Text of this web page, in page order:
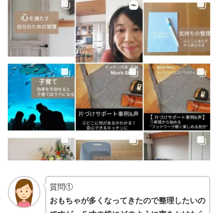
質問①
おもちゃが多くなってきたので整理したいの